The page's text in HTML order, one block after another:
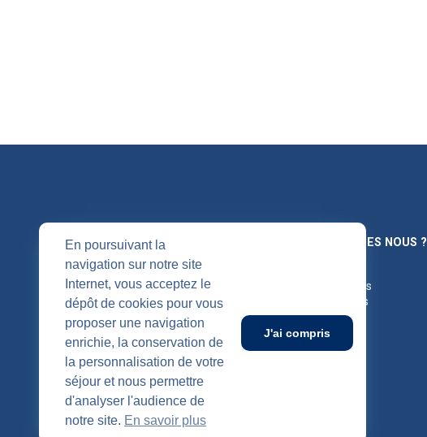
En poursuivant la
navigation sur notre site
Internet, vous acceptez le
dépôt de cookies pour vous
proposer une navigation
enrichie, la conservation de
la personnalisation de votre
séjour et nous permettre
d'analyser l'audience de
notre site. En savoir plus
J'ai compris
SUIVEZ-NOUS
QUI SOMMES NOUS ?
Nos agences
Publications